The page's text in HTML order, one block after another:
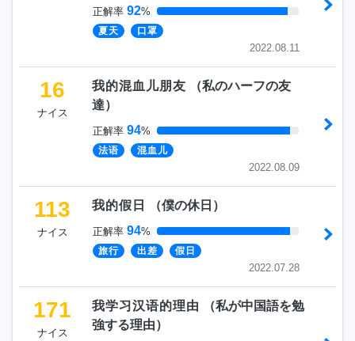
正解率 92%
夏天 口罩
2022.08.11
16
ナイス
我的混血儿朋友 （私のハーフの友
達）
正解率 94%
法语 混血儿
2022.08.09
113
ナイス
我的假日 （僕の休日 ）
正解率 94%
旅行 出差 假日
2022.07.28
171
ナイス
我学习汉语的理由 （私が中国語を勉
強する理由）